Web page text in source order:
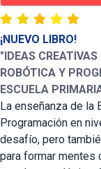
¡NUEVO LIBRO!
"IDEAS
ROBÓTICA Y
ESCUELA
La enseñanza de la
Programación en
desafío, pero
para formar mentes